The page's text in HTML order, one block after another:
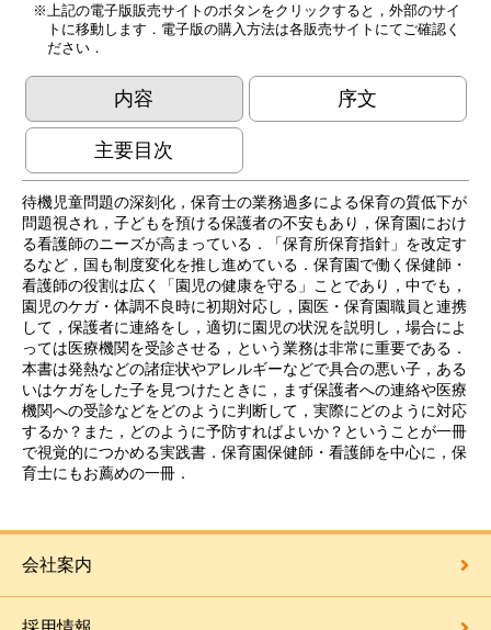
上記の電子版販売サイトのボタンをクリックすると，外部のサイ
トに移動します．電子版の購入方法は各販売サイトにてご確認く
ださい．
内容 序文
主要目次
待機児童問題の深刻化，保育士の業務過多による保育の質低下が
問題視され，子どもを預ける保護者の不安もあり，保育園におけ
る看護師のニーズが高まっている．「保育所保育指針」を改定す
るなど，国も制度変化を推し進めている．保育園で働く保健師・
看護師の役割は広く「園児の健康を守る」ことであり，中でも，
園児のケガ・体調不良時に初期対応し，園医・保育園職員と連携
して，保護者に連絡をし，適切に園児の状況を説明し，場合によ
っては医療機関を受診させる，という業務は非常に重要である．
本書は発熱などの諸症状やアレルギーなどで具合の悪い子，ある
いはケガをした子を見つけたときに，まず保護者への連絡や医療
機関への受診などをどのように判断して，実際にどのように対応
するか？また，どのように予防すればよいか？ということが一冊
で視覚的につかめる実践書．保育園保健師・看護師を中心に，保
育士にもお薦めの一冊．
会社案内